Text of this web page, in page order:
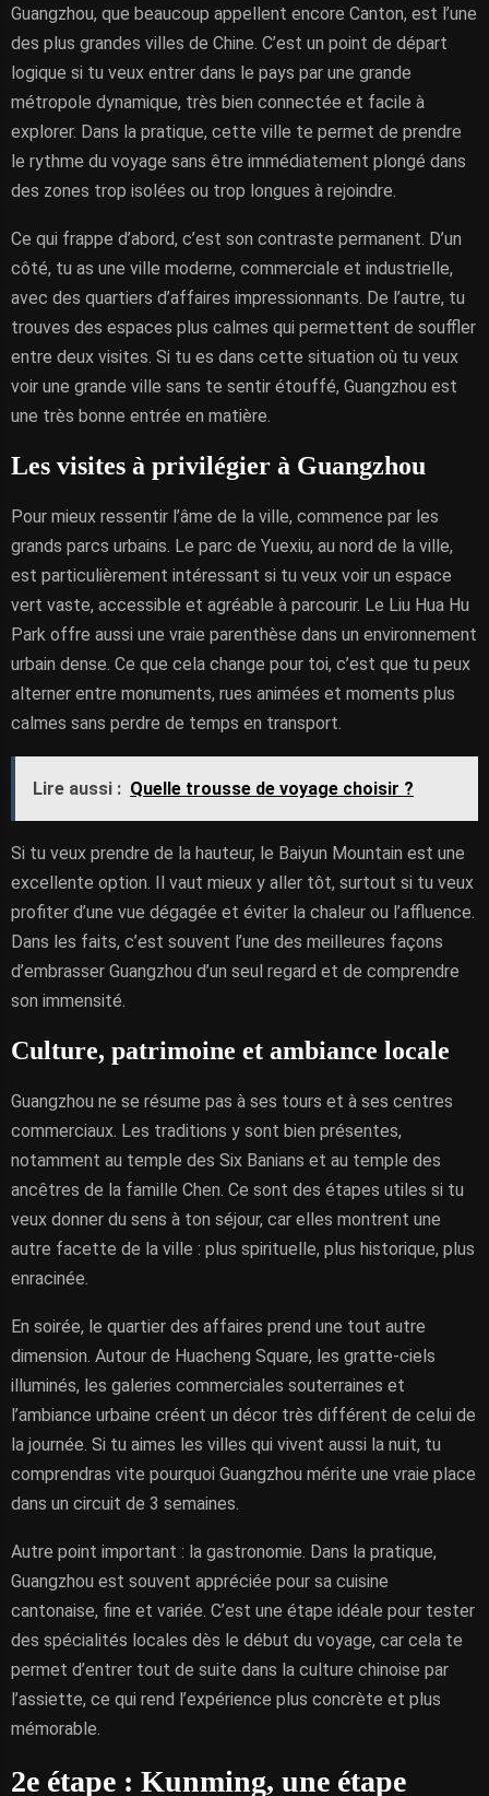
Guangzhou, que beaucoup appellent encore Canton, est l’une
des plus grandes villes de Chine. C’est un point de départ
logique si tu veux entrer dans le pays par une grande
métropole dynamique, très bien connectée et facile à
explorer. Dans la pratique, cette ville te permet de prendre
le rythme du voyage sans être immédiatement plongé dans
des zones trop isolées ou trop longues à rejoindre.
Ce qui frappe d’abord, c’est son contraste permanent. D’un
côté, tu as une ville moderne, commerciale et industrielle,
avec des quartiers d’affaires impressionnants. De l’autre, tu
trouves des espaces plus calmes qui permettent de souffler
entre deux visites. Si tu es dans cette situation où tu veux
voir une grande ville sans te sentir étouffé, Guangzhou est
une très bonne entrée en matière.
Les visites à privilégier à Guangzhou
Pour mieux ressentir l’âme de la ville, commence par les
grands parcs urbains. Le parc de Yuexiu, au nord de la ville,
est particulièrement intéressant si tu veux voir un espace
vert vaste, accessible et agréable à parcourir. Le Liu Hua Hu
Park offre aussi une vraie parenthèse dans un environnement
urbain dense. Ce que cela change pour toi, c’est que tu peux
alterner entre monuments, rues animées et moments plus
calmes sans perdre de temps en transport.
Lire aussi : Quelle trousse de voyage choisir ?
Si tu veux prendre de la hauteur, le Baiyun Mountain est une
excellente option. Il vaut mieux y aller tôt, surtout si tu veux
profiter d’une vue dégagée et éviter la chaleur ou l’affluence.
Dans les faits, c’est souvent l’une des meilleures façons
d’embrasser Guangzhou d’un seul regard et de comprendre
son immensité.
Culture, patrimoine et ambiance locale
Guangzhou ne se résume pas à ses tours et à ses centres
commerciaux. Les traditions y sont bien présentes,
notamment au temple des Six Banians et au temple des
ancêtres de la famille Chen. Ce sont des étapes utiles si tu
veux donner du sens à ton séjour, car elles montrent une
autre facette de la ville : plus spirituelle, plus historique, plus
enracinée.
En soirée, le quartier des affaires prend une tout autre
dimension. Autour de Huacheng Square, les gratte-ciels
illuminés, les galeries commerciales souterraines et
l’ambiance urbaine créent un décor très différent de celui de
la journée. Si tu aimes les villes qui vivent aussi la nuit, tu
comprendras vite pourquoi Guangzhou mérite une vraie place
dans un circuit de 3 semaines.
Autre point important : la gastronomie. Dans la pratique,
Guangzhou est souvent appréciée pour sa cuisine
cantonaise, fine et variée. C’est une étape idéale pour tester
des spécialités locales dès le début du voyage, car cela te
permet d’entrer tout de suite dans la culture chinoise par
l’assiette, ce qui rend l’expérience plus concrète et plus
mémorable.
2e étape : Kunming, une étape